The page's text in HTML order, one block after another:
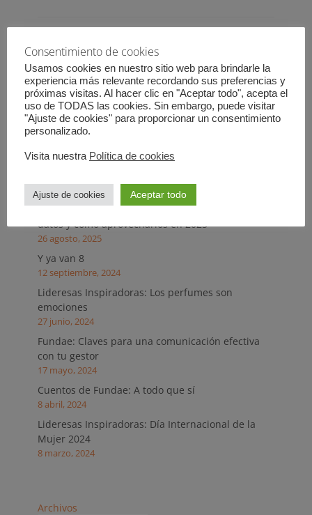
de
entradas
antiguas
Entradas recientes
17 marzo, 2026
12 septiembre, 2025
Formación programada en 2024: lo que dicen los
datos y cómo aprovecharlos en 2025
26 agosto, 2025
Y ya van 8
12 septiembre, 2024
Lideresas Inspiradoras: Los perfumes son
emociones
27 junio, 2024
Fundae: Claves para una comunicación efectiva
con tu gestor
17 mayo, 2024
Cuentos de Fundae: A todo que sí
8 abril, 2024
Lideresas Inspiradoras: Día Internacional de la
Mujer 2024
8 marzo, 2024
Archivos
Consentimiento de cookies
Usamos cookies en nuestro sitio web para brindarle la
experiencia más relevante recordando sus preferencias y
próximas visitas. Al hacer clic en "Aceptar todo", acepta el
uso de TODAS las cookies. Sin embargo, puede visitar
"Ajuste de cookies" para proporcionar un consentimiento
personalizado.
Visita nuestra Política de cookies
Ajuste de cookies Aceptar todo